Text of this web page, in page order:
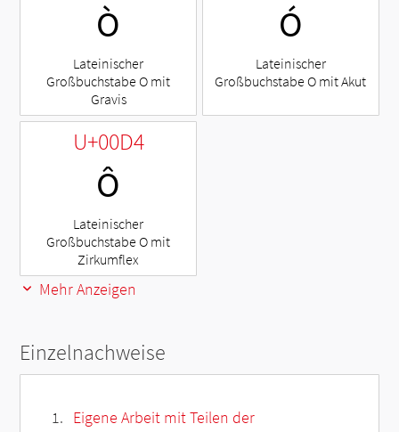
Ò
Lateinischer
Großbuchstabe O mit
Gravis
Ó
Lateinischer
Großbuchstabe O mit Akut
U+00D4
Ô
Lateinischer
Großbuchstabe O mit
Zirkumflex
Mehr Anzeigen
Einzelnachweise
Eigene Arbeit mit Teilen der